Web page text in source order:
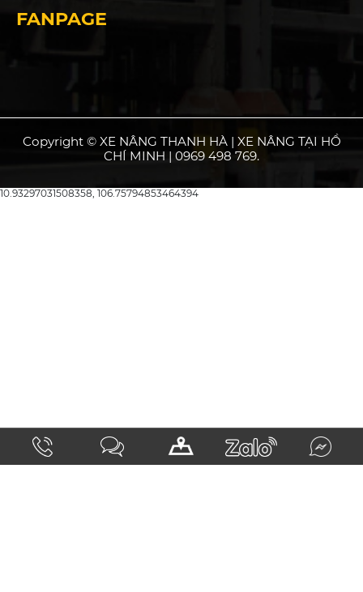
FANPAGE
Copyright © XE NÂNG THANH HÀ | XE NÂNG TẠI HỒ
CHÍ MINH | 0969 498 769.
10.93297031508358, 106.75794853464394